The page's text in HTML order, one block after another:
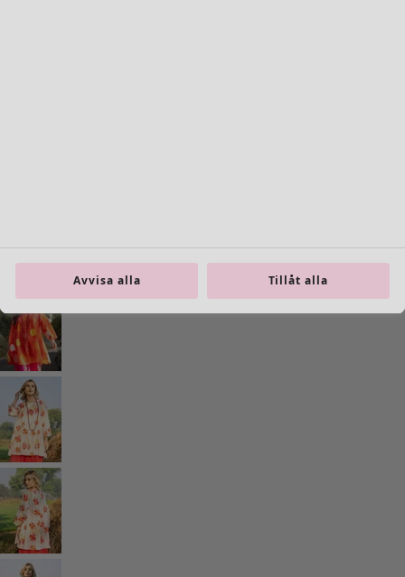
Inredning
Nyheter
All inredning
Gardiner
Kuddar & kuddfodral
Mattor
Frotté
Böcker
Tidigare favoriter
Avvisa alla Tillåt alla